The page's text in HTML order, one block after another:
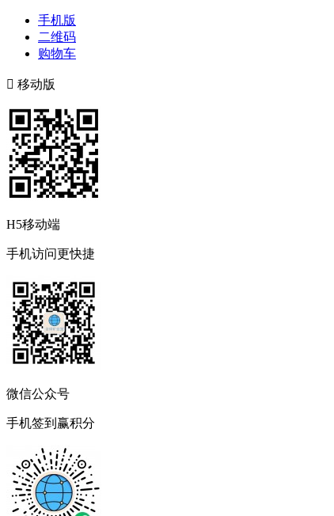
手机版
二维码
购物车
 移动版
H5移动端
手机访问更快捷
微信公众号
手机签到赢积分